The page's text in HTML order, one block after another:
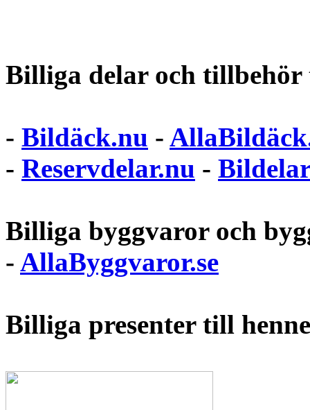
Billiga delar och
- Bildäck.nu -
- Reservdelar.nu - Bildelar
Billiga byggvaror och
- AllaByggvaror.se
Billiga presenter till